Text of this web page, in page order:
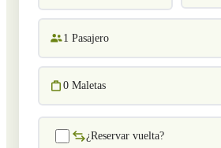
1 Pasajero
0 Maletas
¿Reservar vuelta?